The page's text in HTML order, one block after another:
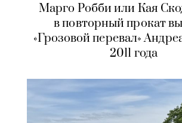
Марго Робби или Кая
в повторный прокат
«Грозовой перевал»
2011 года